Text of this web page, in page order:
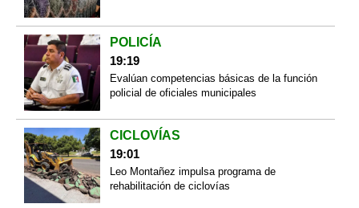
POLICÍA
19:19
Evalúan competencias básicas de la función
policial de oficiales municipales
CICLOVÍAS
19:01
Leo Montañez impulsa programa de
rehabilitación de ciclovías